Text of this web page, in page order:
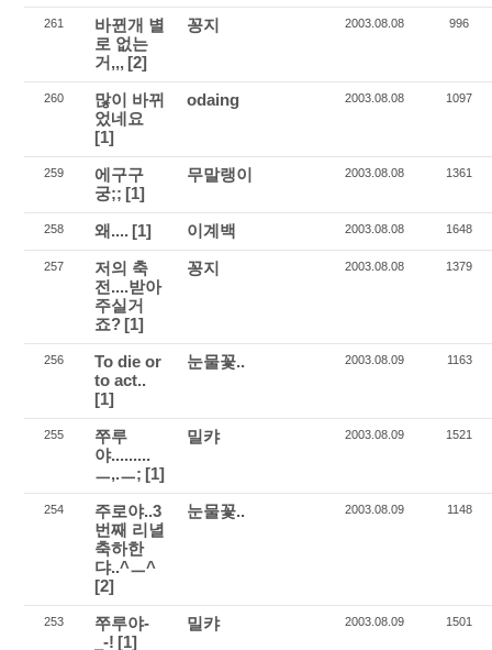
261
바뀐개 별
로 없는
거,,, [2]
꽁지 2003.08.08 996
260
많이 바뀌
었네요
[1]
odaing 2003.08.08 1097
259
에구구
궁;; [1]
무말랭이 2003.08.08 1361
258 왜.... [1] 이계백 2003.08.08 1648
257
저의 축
전....받아
주실거
죠? [1]
꽁지 2003.08.08 1379
256
To die or
to act..
[1]
눈물꽃.. 2003.08.09 1163
255
쭈루
야.........
ㅡ,.ㅡ; [1]
밀캬 2003.08.09 1521
254
주로야..3
번째 리녈
축하한
댜..^ㅡ^
[2]
눈물꽃.. 2003.08.09 1148
253
쭈루야-
_-! [1]
밀캬 2003.08.09 1501